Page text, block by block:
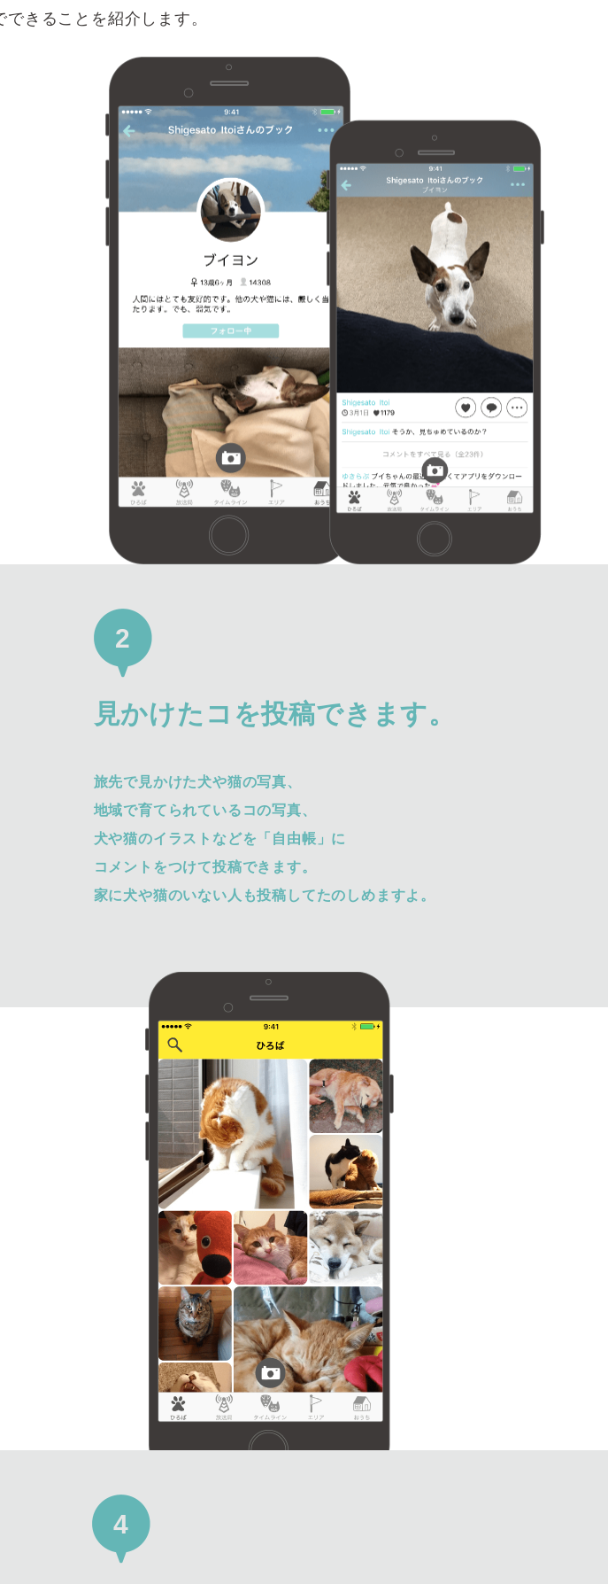
できることを紹介します。
2
見かけたコを投稿できます。
旅先で見かけた犬や猫の写真、
地域で育てられているコの写真、
犬や猫のイラストなどを「自由帳」に
コメントをつけて投稿できます。
家に犬や猫のいない人も投稿してたのしめますよ。
4